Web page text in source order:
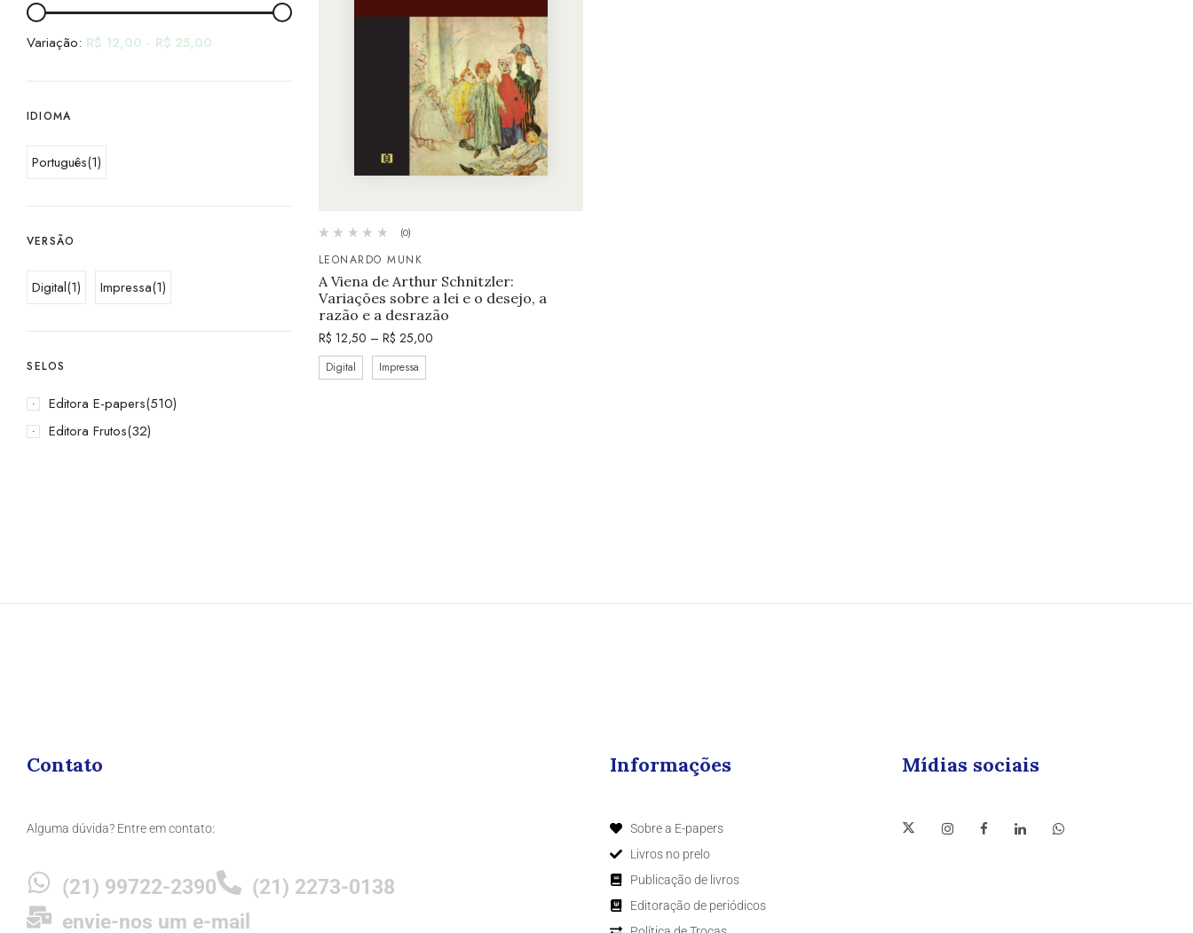
Variação: R$ 12,00 - R$ 25,00
IDIOMA
Português(1)
VERSÃO
Digital(1) Impressa(1)
SELOS
Editora E-papers(510)
Editora Frutos(32)
(0)
LEONARDO MUNK
A Viena de Arthur Schnitzler:
Variações sobre a lei e o desejo, a
razão e a desrazão
R$ 12,50 – R$ 25,00
Digital Impressa
Contato
Alguma dúvida? Entre em contato:
(21) 99722-2390
(21) 2273-0138
envie-nos um e-mail
Informações
Sobre a E-papers
Livros no prelo
Publicação de livros
Editoração de periódicos
Mídias sociais